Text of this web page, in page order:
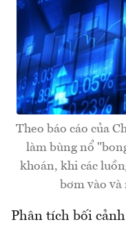
Theo báo cáo của
làm bùng nổ
khoán, khi các
bơm vào
Phân tích bối